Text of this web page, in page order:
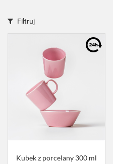
Filtruj
Kubek z porcelany 300 ml